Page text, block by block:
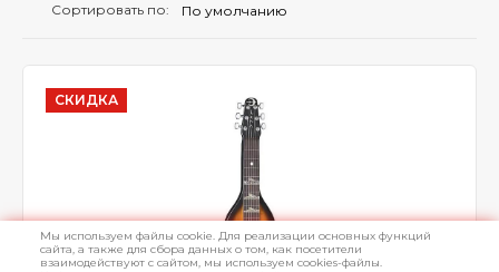
Сортировать по:
СКИДКА
Мы используем файлы cookie. Для реализации основных функций
сайта, а также для сбора данных о том, как посетители
взаимодействуют с сайтом, мы используем cookies-файлы.